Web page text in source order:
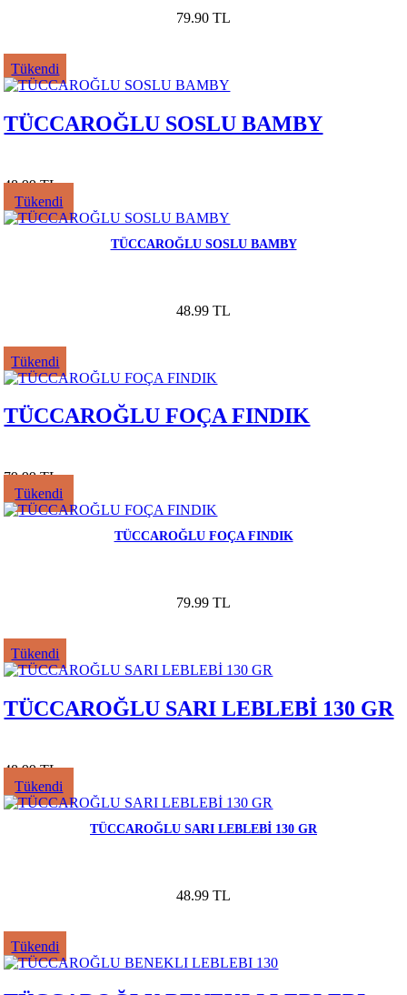
79.90 TL
Tükendi
TÜCCAROĞLU SOSLU BAMBY
48.99 TL
Tükendi
TÜCCAROĞLU SOSLU BAMBY
48.99 TL
Tükendi
TÜCCAROĞLU FOÇA FINDIK
79.99 TL
Tükendi
TÜCCAROĞLU FOÇA FINDIK
79.99 TL
Tükendi
TÜCCAROĞLU SARI LEBLEBİ 130 GR
48.99 TL
Tükendi
TÜCCAROĞLU SARI LEBLEBİ 130 GR
48.99 TL
Tükendi